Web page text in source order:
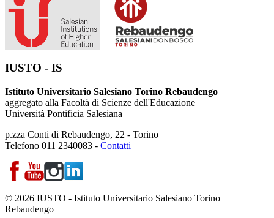
IUSTO - IS
Istituto Universitario Salesiano Torino Rebaudengo
aggregato alla Facoltà di Scienze dell'Educazione
Università Pontificia Salesiana
p.zza Conti di Rebaudengo, 22 - Torino
Telefono 011 2340083 - Contatti
© 2026 IUSTO - Istituto Universitario Salesiano Torino
Rebaudengo